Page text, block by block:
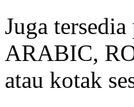
Juga
ARABIC,
atau kotak